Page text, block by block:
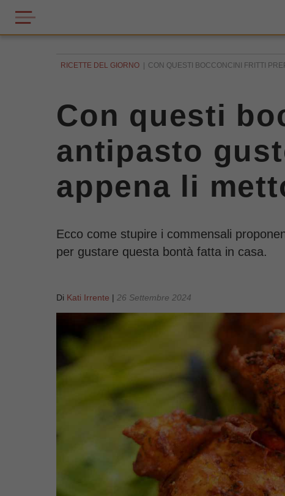
RICETTE DEL GIORNO CON QUESTI BOCCONCINI FRITTI
Con questi
antipasto
appena li
Ecco come stupire i commensali
per gustare questa bontà fatta in casa.
Di Kati Irrente | 26 Settembre 2024